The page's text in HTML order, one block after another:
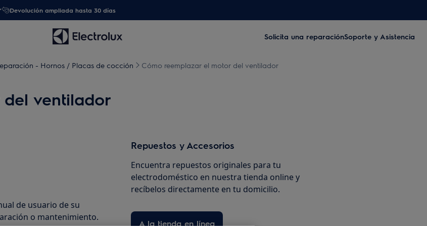
Devolución ampliada hasta 30 días
Solicita una reparaciónSoporte y Asistencia
- Hornos / Placas de cocción Cómo reemplazar el motor del ventilador
ventilador
de usuario de su
o mantenimiento.
Repuestos y Accesorios
Encuentra repuestos originales para tu
electrodoméstico en nuestra tienda online y
recíbelos directamente en tu domicilio.
A la tienda en línea